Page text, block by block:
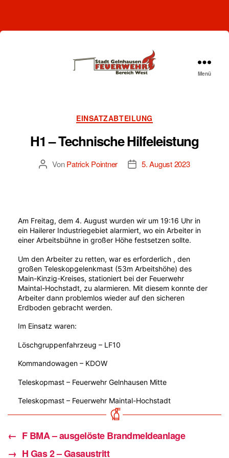
Menü
Kategorien
EINSATZABTEILUNG
H1 – Technische Hilfeleistung
Beitragsautor
VonPatrick Pointner Beitragsdatum
5. August 2023
Am Freitag, dem 4. August wurden wir um 19:16 Uhr in
ein Hailerer Industriegebiet alarmiert, wo ein Arbeiter in
einer Arbeitsbühne in großer Höhe festsetzen sollte.
Um den Arbeiter zu retten, war es erforderlich , den
großen Teleskopgelenkmast (53m Arbeitshöhe) des
Main-Kinzig-Kreises, stationiert bei der Feuerwehr
Maintal-Hochstadt, zu alarmieren. Mit diesem konnte der
Arbeiter dann problemlos wieder auf den sicheren
Erdboden gebracht werden.
Im Einsatz waren:
Löschgruppenfahrzeug – LF10
Kommandowagen – KDOW
Teleskopmast – Feuerwehr Gelnhausen Mitte
Teleskopmast – Feuerwehr Maintal-Hochstadt
← F BMA – ausgelöste Brandmeldeanlage
→ H Gas 2 – Gasaustritt